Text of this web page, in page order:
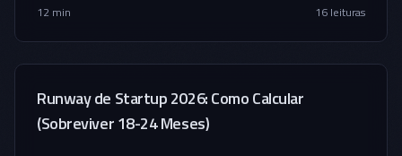
consequências e estratégias para evitar que sua empresa
12 min 16 leituras
Runway de Startup 2026: Como Calcular
(Sobreviver 18-24 Meses)